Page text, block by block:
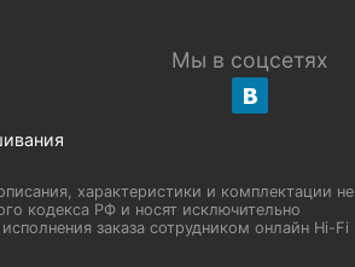
Мы в соцсетях
характеристики и комплектации не
кодекса РФ и носят исключительно
заказа сотрудником онлайн Hi-Fi